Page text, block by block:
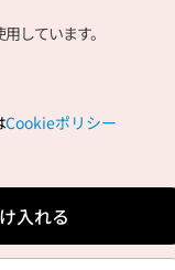
Rights
しています。
Cookieポリシー
入れる